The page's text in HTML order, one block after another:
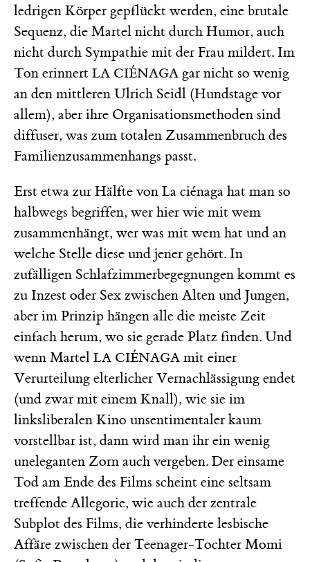
ledrigen Körper gepflückt werden, eine brutale
Sequenz, die Martel nicht durch Humor, auch
nicht durch Sympathie mit der Frau mildert. Im
Ton erinnert LA CIÉNAGA gar nicht so wenig
an den mittleren Ulrich Seidl (Hundstage vor
allem), aber ihre Organisationsmethoden sind
diffuser, was zum totalen Zusammenbruch des
Familienzusammenhangs passt.
Erst etwa zur Hälfte von La ciénaga hat man so
halbwegs begriffen, wer hier wie mit wem
zusammenhängt, wer was mit wem hat und an
welche Stelle diese und jener gehört. In
zufälligen Schlafzimmerbegegnungen kommt es
zu Inzest oder Sex zwischen Alten und Jungen,
aber im Prinzip hängen alle die meiste Zeit
einfach herum, wo sie gerade Platz finden. Und
wenn Martel LA CIÉNAGA mit einer
Verurteilung elterlicher Vernachlässigung endet
(und zwar mit einem Knall), wie sie im
linksliberalen Kino unsentimentaler kaum
vorstellbar ist, dann wird man ihr ein wenig
uneleganten Zorn auch vergeben. Der einsame
Tod am Ende des Films scheint eine seltsam
treffende Allegorie, wie auch der zentrale
Subplot des Films, die verhinderte lesbische
Affäre zwischen der Teenager-Tochter Momi